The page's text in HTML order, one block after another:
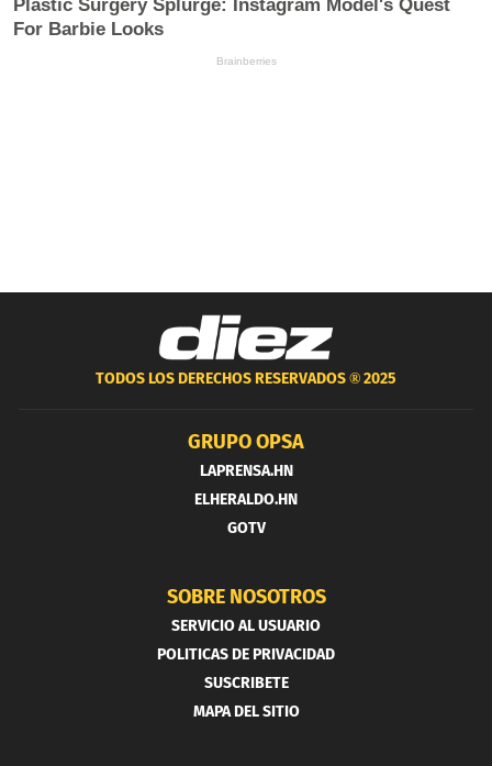
TODOS LOS DERECHOS RESERVADOS ®2025
GRUPO OPSA
LAPRENSA.HN
ELHERALDO.HN
GOTV
SOBRE NOSOTROS
SERVICIO AL USUARIO
POLITICAS DE PRIVACIDAD
SUSCRIBETE
MAPA DEL SITIO